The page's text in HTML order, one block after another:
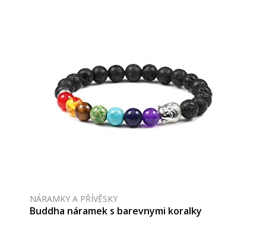
NÁRAMKY A PŘÍVĚSKY
Buddha náramek s barevnymi koralky